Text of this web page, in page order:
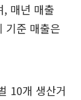
, 매년 매출
기준 매출은
10개 생산거